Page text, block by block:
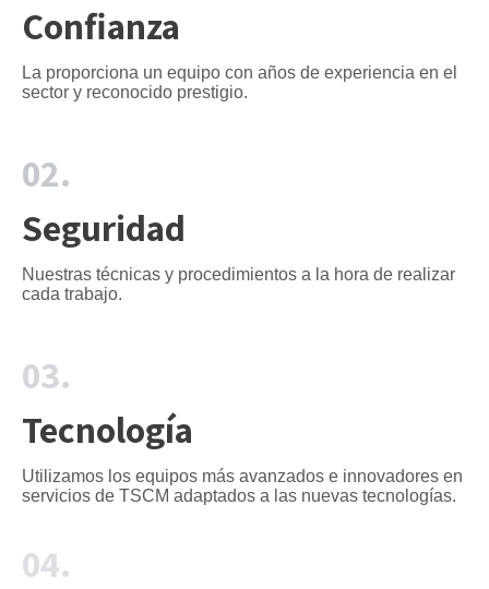
Confianza
La proporciona un equipo con años de experiencia en el
sector y reconocido prestigio.
02.
Seguridad
Nuestras técnicas y procedimientos a la hora de realizar
cada trabajo.
03.
Tecnología
Utilizamos los equipos más avanzados e innovadores en
servicios de TSCM adaptados a las nuevas tecnologías.
04.